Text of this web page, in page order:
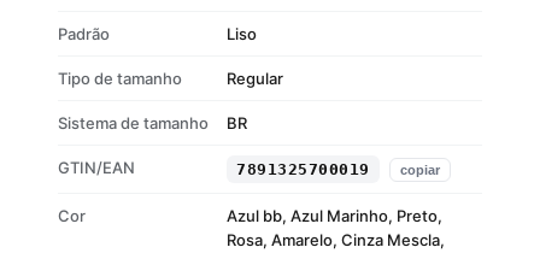
Padrão Liso
Tipo de tamanho Regular
Sistema de tamanho BR
GTIN/EAN 7891325700019 copiar
Cor
Azul bb, Azul Marinho, Preto,
Rosa, Amarelo, Cinza Mescla,